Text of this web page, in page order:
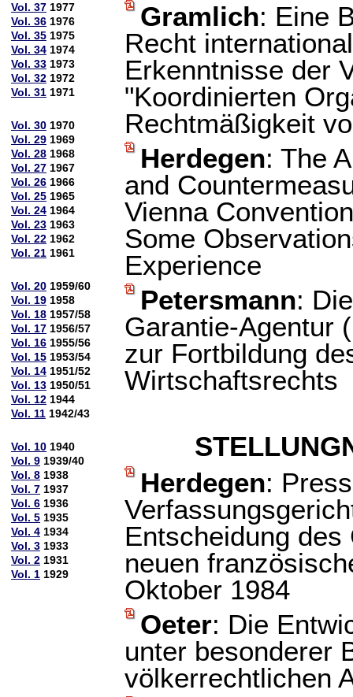
Vol. 37 1977
Vol. 36 1976
Vol. 35 1975
Vol. 34 1974
Vol. 33 1973
Vol. 32 1972
Vol. 31 1971
Vol. 30 1970
Vol. 29 1969
Vol. 28 1968
Vol. 27 1967
Vol. 26 1966
Vol. 25 1965
Vol. 24 1964
Vol. 23 1963
Vol. 22 1962
Vol. 21 1961
Vol. 20 1959/60
Vol. 19 1958
Vol. 18 1957/58
Vol. 17 1956/57
Vol. 16 1955/56
Vol. 15 1953/54
Vol. 14 1951/52
Vol. 13 1950/51
Vol. 12 1944
Vol. 11 1942/43
Vol. 10 1940
Vol. 9 1939/40
Vol. 8 1938
Vol. 7 1937
Vol. 6 1936
Vol. 5 1935
Vol. 4 1934
Vol. 3 1933
Vol. 2 1931
Vol. 1 1929
Gramlich: Eine
Recht
Erkenntnisse der
"Koordinierten
Rechtmäßigkeit
Herdegen: The
and
Vienna
Some
Experience
Petersmann:
Garantie-Agentur
zur Fortbildung
Wirtschaftsrechts
Herdegen:
Entscheidung
neuen
Oktober 1984
Oeter: Die
unter besonderer
völkerrechtlichen